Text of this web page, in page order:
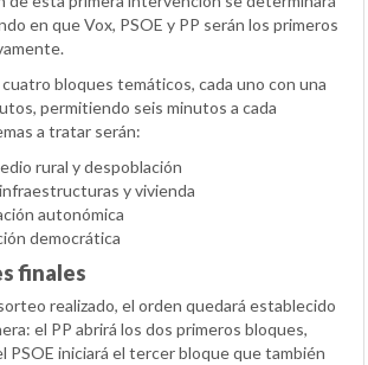
en que Vox, PSOE y PP serán los primeros
bloques temáticos, cada uno con una
permitiendo seis minutos a cada
a tratar serán:
rural y despoblación
y vivienda
autonómica
democrática
finales
realizado, el orden quedará establecido
el PP abrirá los dos primeros bloques,
PSOE iniciará el tercer bloque que también